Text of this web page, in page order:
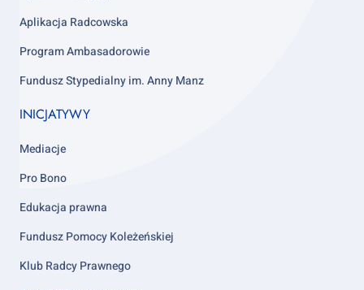
Aplikacja Radcowska
Program Ambasadorowie
Fundusz Stypedialny im. Anny Manz
INICJATYWY
Mediacje
Pro Bono
Edukacja prawna
Fundusz Pomocy Koleżeńskiej
Klub Radcy Prawnego